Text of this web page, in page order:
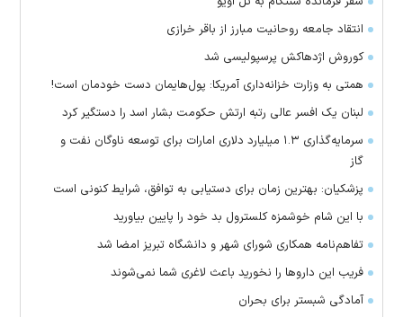
انتقاد جامعه روحانیت مبارز از باقر خرازی
کوروش اژدهاکش پرسپولیسی شد
همتی به وزارت خزانه‌داری آمریکا: پول‌هایمان دست خودمان است!
لبنان یک افسر عالی رتبه ارتش حکومت بشار اسد را دستگیر کرد
سرمایه‌گذاری ۱.۳ میلیارد دلاری امارات برای توسعه ناوگان نفت و
گاز
پزشکیان: بهترین زمان برای دستیابی به توافق، شرایط کنونی است
با این شام خوشمزه کلسترول بد خود را پایین بیاورید
تفاهم‌نامه همکاری شورای شهر و دانشگاه تبریز امضا شد
فریب این دارو‌ها را نخورید باعث لاغری شما نمی‌شوند
آمادگی شبستر برای بحران